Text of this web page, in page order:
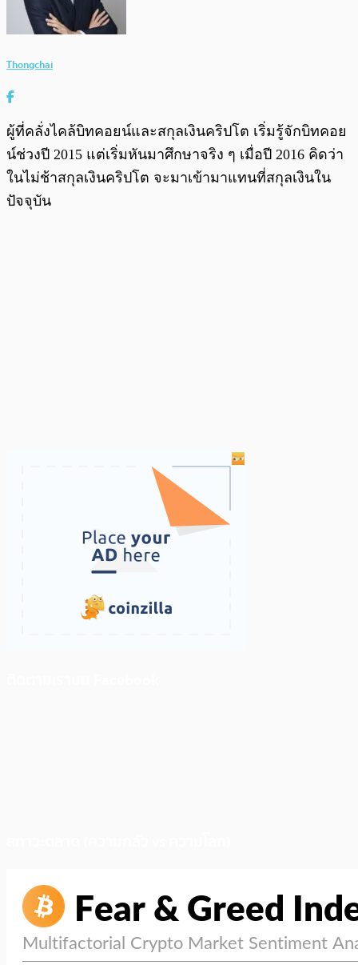
Thongchai
ผู้ที่คลั่งไคล้บิทคอยน์และสกุลเงินคริปโต เริ่มรู้จักบิทคอย
น์ช่วงปี 2015 แต่เริ่มหันมาศึกษาจริง ๆ เมื่อปี 2016 คิดว่า
ในไม่ช้าสกุลเงินคริปโต จะมาเข้ามาแทนที่สกุลเงินใน
ปัจจุบัน